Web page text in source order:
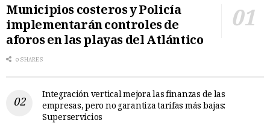
Municipios costeros y Policía
implementarán controles de
aforos en las playas del Atlántico
0 SHARES
Integración vertical mejora las finanzas de las
empresas, pero no garantiza tarifas más bajas:
Superservicios